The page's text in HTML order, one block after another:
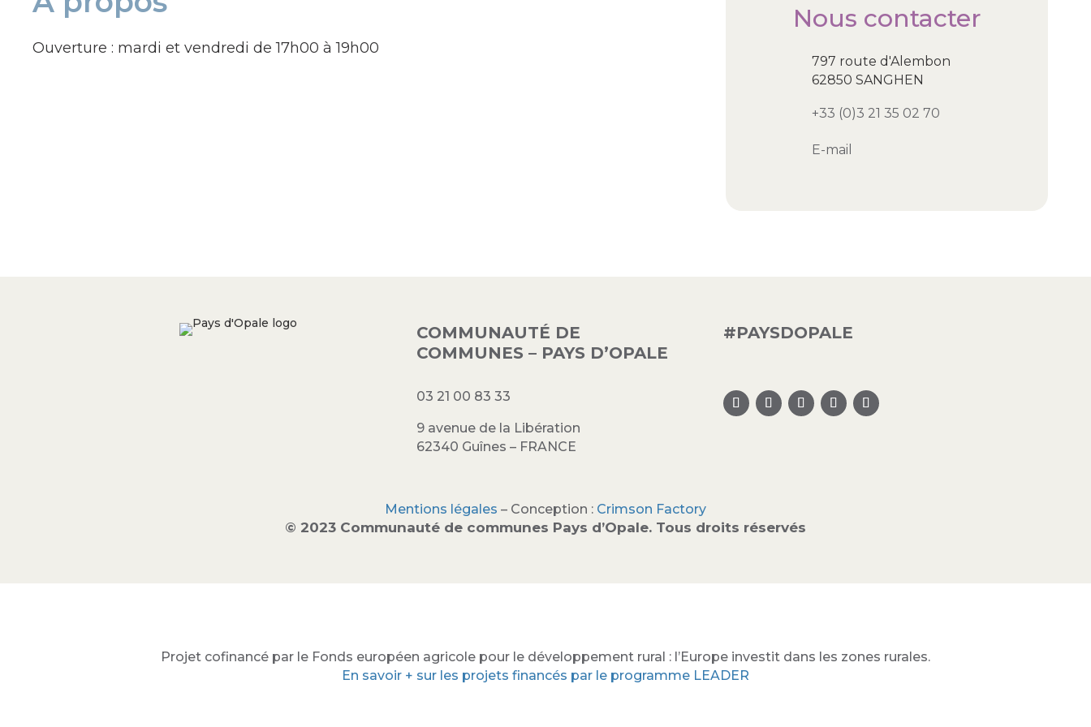
Ouverture : mardi et vendredi de 17h00 à 19h00
Nous contacter
797 route d'Alembon
62850 SANGHEN
+33 (0)3 21 35 02 70
E-mail
COMMUNAUTÉ DE
COMMUNES – PAYS D’OPALE
03 21 00 83 33
9 avenue de la Libération
62340 Guînes – FRANCE
#PAYSDOPALE
Mentions légales – Conception : Crimson Factory
© 2023 Communauté de communes Pays d’Opale. Tous droits réservés
Projet cofinancé par le Fonds européen agricole pour le développement rural : l’Europe investit dans les zones rurales.
En savoir + sur les projets financés par le programme LEADER